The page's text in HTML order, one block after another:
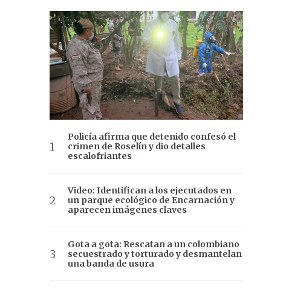
Policía afirma que detenido confesó el
crimen de Roselín y dio detalles
escalofriantes
Video: Identifican a los ejecutados en
un parque ecológico de Encarnación y
aparecen imágenes claves
Gota a gota: Rescatan a un colombiano
secuestrado y torturado y desmantelan
una banda de usura